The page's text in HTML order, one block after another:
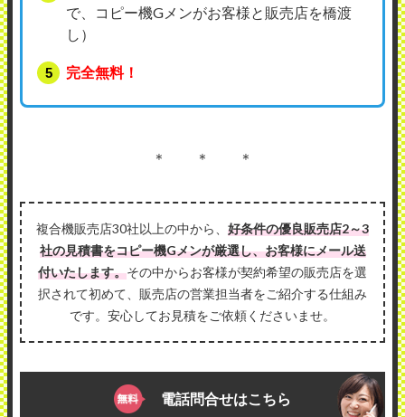
で、コピー機Gメンがお客様と販売店を橋渡
し）
完全無料！
＊ ＊ ＊
複合機販売店30社以上の中から、 好条件の優良販売店2～3
社の見積書をコピー機Gメンが厳選し、お客様にメール送
付いたします。その中からお客様が契約希望の販売店を選
択されて初めて、販売店の営業担当者をご紹介する仕組み
です。安心してお見積をご依頼くださいませ。
電話問合せはこちら